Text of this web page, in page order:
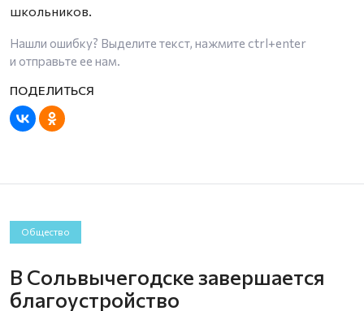
школьников.
Нашли ошибку? Выделите текст, нажмите ctrl+enter
и отправьте ее нам.
Общество
В Сольвычегодске завершается
благоустройство